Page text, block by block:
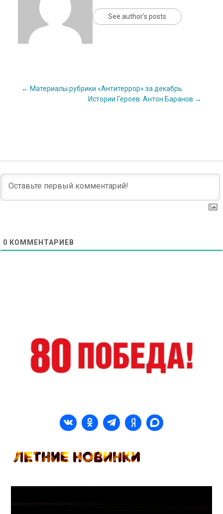
See author's posts
Post
← Материалы рубрики «Антитеррор» за декабрь
Истории Героев: Антон Баранов →
0 КОММЕНТАРИЕВ